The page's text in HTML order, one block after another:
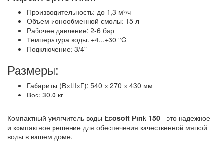
Производительность: до 1,3 м³/ч
Объем ионообменной смолы: 15 л
Рабочее давление: 2-6 бар
Температура воды: +4...+30 °C
Подключение: 3/4"
Размеры:
Габариты (В×Ш×Г): 540 × 270 × 430 мм
Вес: 30.0 кг
Компактный умягчитель воды Ecosoft Pink 150 - это надежное
и компактное решение для обеспечения качественной мягкой
воды в вашем доме.